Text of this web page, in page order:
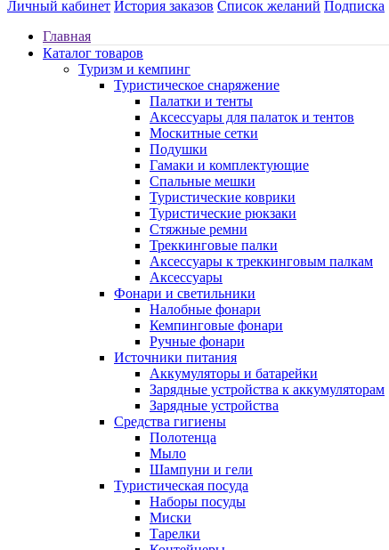
Личный кабинет История заказов Список желаний Подписка
Главная
Каталог товаров
Туризм и кемпинг
Туристическое снаряжение
Палатки и тенты
Аксессуары для палаток и тентов
Москитные сетки
Подушки
Гамаки и комплектующие
Спальные мешки
Туристические коврики
Туристические рюкзаки
Стяжные ремни
Треккинговые палки
Аксессуары к треккинговым палкам
Аксессуары
Фонари и светильники
Налобные фонари
Кемпинговые фонари
Ручные фонари
Источники питания
Аккумуляторы и батарейки
Зарядные устройства к аккумуляторам
Зарядные устройства
Средства гигиены
Полотенца
Мыло
Шампуни и гели
Туристическая посуда
Наборы посуды
Миски
Тарелки